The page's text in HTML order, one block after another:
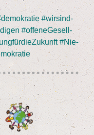
#wir­s­ind­
#offe­n­eGe­sell­
#Nie­